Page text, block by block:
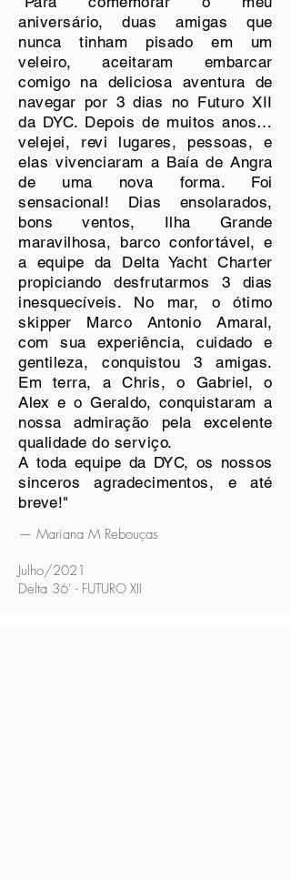
aniversário, duas amigas que
nunca tinham pisado em um
veleiro, aceitaram embarcar
comigo na deliciosa aventura de
navegar por 3 dias no Futuro XII
da DYC. Depois de muitos anos…
velejei, revi lugares, pessoas, e
elas vivenciaram a Baía de Angra
de uma nova forma. Foi
sensacional! Dias ensolarados,
bons ventos, Ilha Grande
maravilhosa, barco confortável, e
a equipe da Delta Yacht Charter
propiciando desfrutarmos 3 dias
inesquecíveis. No mar, o ótimo
skipper Marco Antonio Amaral,
com sua experiência, cuidado e
gentileza, conquistou 3 amigas.
Em terra, a Chris, o Gabriel, o
Alex e o Geraldo, conquistaram a
nossa admiração pela excelente
qualidade do serviço.
A toda equipe da DYC, os nossos
sinceros agradecimentos, e até
breve!"
— Mariana M Rebouças
Julho/2021
Delta 36' - FUTURO XII